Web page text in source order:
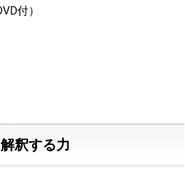
付）
釈する力